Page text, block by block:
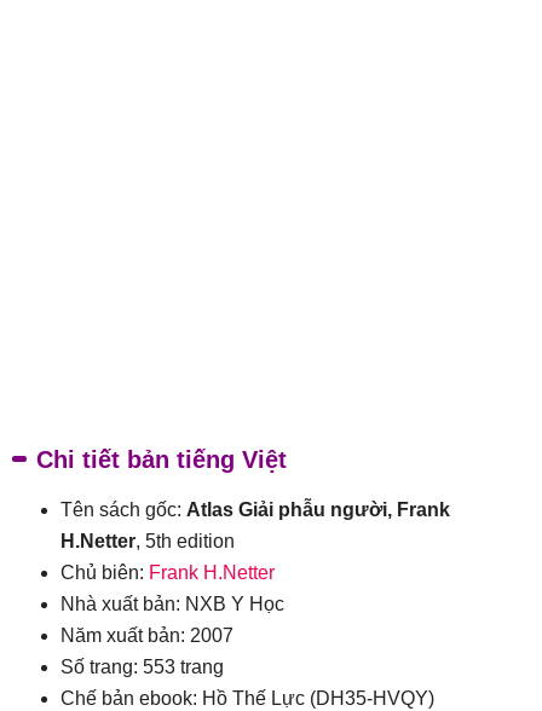
Chi tiết bản tiếng Việt
Tên sách gốc: Atlas Giải phẫu người, Frank
H.Netter, 5th edition
Chủ biên: Frank H.Netter
Nhà xuất bản: NXB Y Học
Năm xuất bản: 2007
Số trang: 553 trang​
Chế bản ebook: Hồ Thế Lực (DH35-HVQY)